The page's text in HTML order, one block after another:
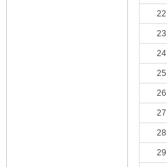
22
23
24
25
26
27
28
29